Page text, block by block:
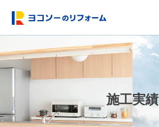
施工実績